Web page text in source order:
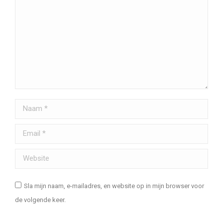
Naam *
Email *
Website
Sla mijn naam, e-mailadres, en website op in mijn browser voor
de volgende keer.